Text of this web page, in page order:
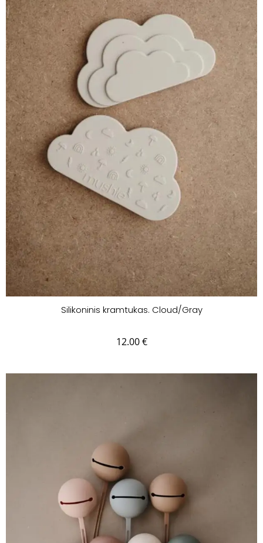
Silikoninis kramtukas. Cloud/Gray
12.00€